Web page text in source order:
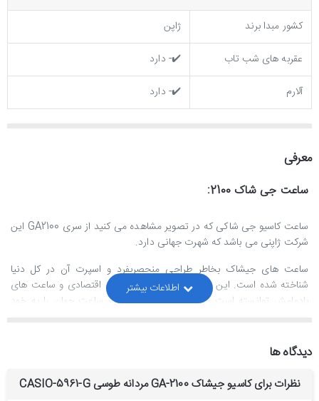
کشور مبدا برند
ژاپن
عقربه های شب تاب
✔️- دارد
آلارم
✔️- دارد
معرفی
ساعت جی شاک 2100:
ساعت کاسیو جی شاکی که در تصویر مشاهده می کنید از سری GA2100 این
شرکت ژاپنی می باشد که شهرت جهانی دارد.
ساعت های جیشاک بخاطر طراحی منحصربفرد و اسپرت آن در کل دنیا
شناخته شده است. این برند با توجه به قیمت های اقتصادی و ساعت های
بادوامش توانسته است درصد قابل توجهی از بازار ساعت جهان را به خود
استایل این ساعت اسپرت است.
جنس بند و بدنه ساعت مچی جی شاک مردانه :
دیدگاه ها
نظرات برای کاسیو جیشاک GA-2100 مردانه طوسی CASIO-5961-G